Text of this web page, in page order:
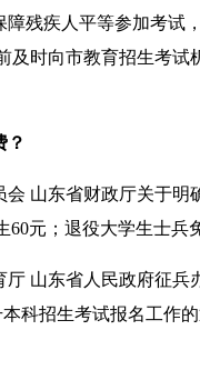
障残疾人平等参加考试
及时向市教育招生考
？
山东省财政厅关于
60元；退役大学生士
山东省人民政府征
科招生考试报名工作